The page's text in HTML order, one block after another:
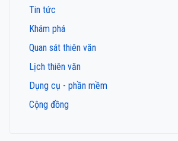
Tin tức
Khám phá
Quan sát thiên văn
Lịch thiên văn
Dụng cụ - phần mềm
Cộng đồng